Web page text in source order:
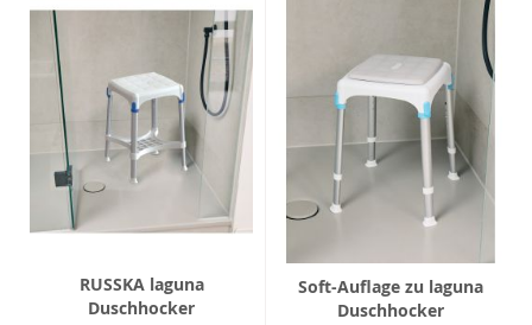
RUSSKA laguna
Duschhocker
Soft-Auflage zu laguna
Duschhocker